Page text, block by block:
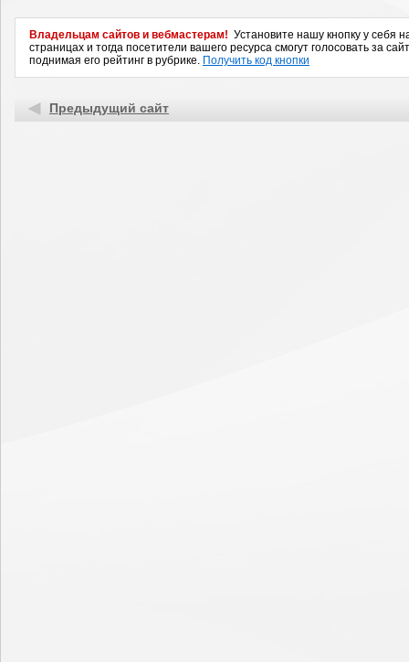
Владельцам сайтов и вебмастерам! Установите нашу кнопку у себя
страницах и тогда посетители вашего ресурса смогут голосовать за
поднимая его рейтинг в рубрике. Получить код кнопки
Предыдущий сайт